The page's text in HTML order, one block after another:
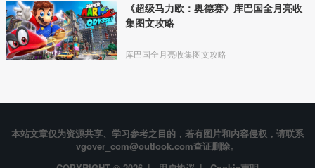
《超级马力欧：奥德赛》库巴国全月亮收
集图文攻略
库巴国全月亮收集图文攻略
本站文章仅为资源共享、学习参考之目的，若有图片和内容侵权，请联系
vgover_com@outlook.com查证删除。